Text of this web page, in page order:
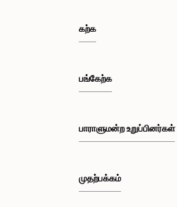
கற்க
பங்கேற்க
பாராளுமன்ற உறுப்பினர்கள்
முதற்பக்கம்